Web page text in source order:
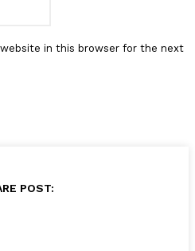
in this browser for the next
POST: